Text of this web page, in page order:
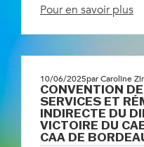
Pour en savoir plus
10/06/2025par Caroline
CONVENTION
SERVICES ET
INDIRECTE DU
VICTOIRE DU
CAA DE